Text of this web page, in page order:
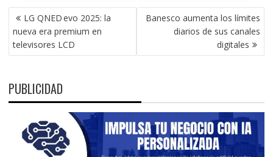
NAVEGACIÓN
DE
ENTRADAS
LG QNED evo 2025: la
nueva era premium en
televisores LCD
Banesco aumenta los límites
diarios de sus canales
digitales
PUBLICIDAD